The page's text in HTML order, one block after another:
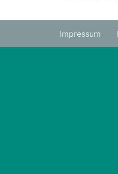
Impressum